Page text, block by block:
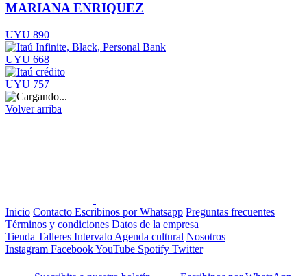
MARIANA ENRIQUEZ
UYU 890
UYU 668
UYU 757
Volver arriba
Inicio Contacto Escribinos por Whatsapp Preguntas frecuentes
Términos y condiciones Datos de la empresa
Tienda Talleres Intervalo Agenda cultural Nosotros
Instagram FacebookYouTube Spotify Twitter